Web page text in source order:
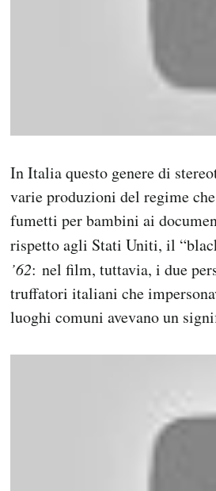
In Italia questo genere di
varie produzioni del regime
fumetti per bambini ai
rispetto agli Stati Uniti, il
’62: nel film, tuttavia, i due
truffatori italiani che
luoghi comuni avevano un